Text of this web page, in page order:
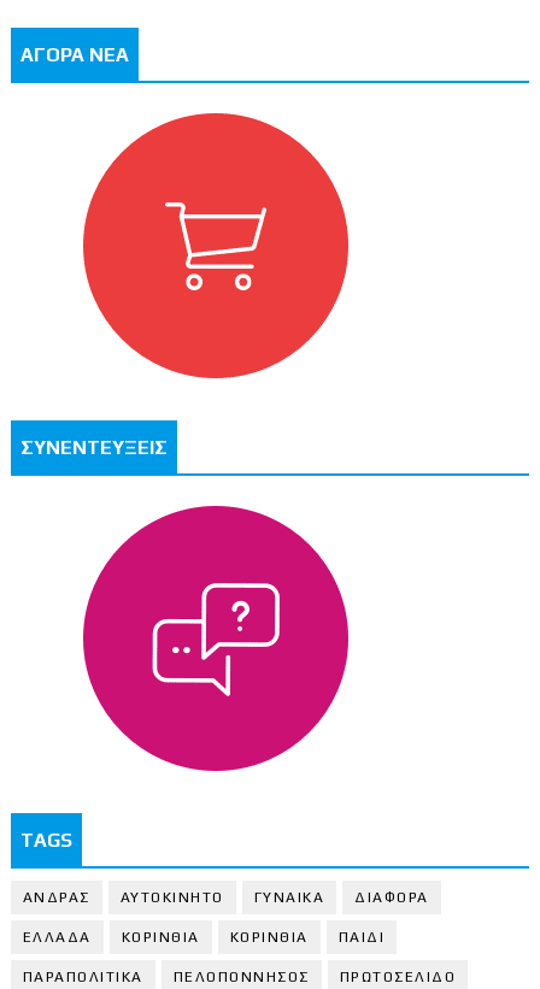
ΑΓΟΡΑ ΝΕΑ
ΣΥΝΕΝΤΕΥΞΕΙΣ
TAGS
ΑΝΔΡΑΣ ΑΥΤΟΚΙΝΗΤΟ ΓΥΝΑΙΚΑ ΔΙΑΦΟΡΑ
ΕΛΛΑΔΑ ΚΟΡΙΝΘΙΑ ΚΟΡΙΝΘΙA ΠΑΙΔΙ
ΠΑΡΑΠΟΛΙΤΙΚΑ ΠΕΛΟΠΟΝΝΗΣΟΣ ΠΡΩΤΟΣΕΛΙΔΟ